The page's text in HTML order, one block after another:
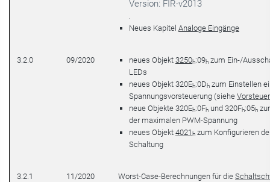
Version: FIR-v2013
Neues Kapitel Analoge Eingänge
3.2.0 09/2020 neues Objekt 3250h:09h zum Ein-/
LEDs
neues Objekt 320Eh:0Dh zum Einstellen
Spannungsvorsteuerung (siehe
neue Objekte 320Eh:0Fh und 320Fh:05h
der maximalen PWM-Spannung
neues Objekt 4021 h zum Konfigurieren
Schaltung
3.2.1 11/2020 Worst-Case-Berechnungen für die